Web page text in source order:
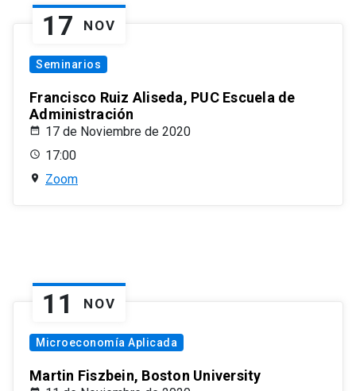
17 NOV
Seminarios
Francisco Ruiz Aliseda, PUC Escuela de
Administración
17 de Noviembre de 2020
17:00
Zoom
11 NOV
Microeconomía Aplicada
Martin Fiszbein, Boston University